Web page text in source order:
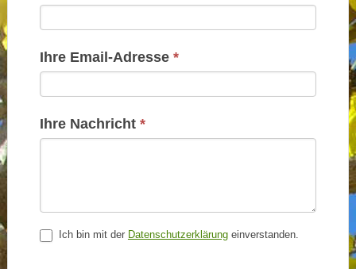
Ihre Email-Adresse *
Ihre Nachricht *
Ich bin mit der Datenschutzerklärungeinverstanden.